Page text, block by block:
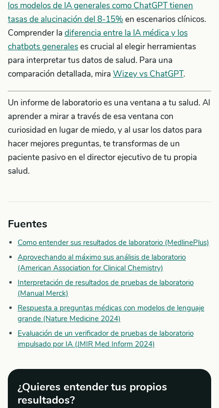
los modelos de IA generales como ChatGPT tienen
tasas de alucinación del 8-15% en escenarios clínicos.
Comprender la diferencia entre la IA médica y los
chatbots generaleses crucial al elegir herramientas
para interpretar tus datos de salud. Para una
comparación detallada, mira Wizey vs ChatGPT.
Un informe de laboratorio es una ventana a tu salud. Al
aprender a mirar a través de esa ventana con
curiosidad en lugar de miedo, y al usar los datos para
hacer mejores preguntas, te transformas de un
paciente pasivo en el director ejecutivo de tu propia
salud.
Fuentes
Como entender sus resultados de laboratorio (MedlinePlus)
Aprovechando al máximo sus análisis de laboratorio
(American Association for Clinical Chemistry)
Interpretación de resultados de pruebas de laboratorio
(Manual Merck)
Respuesta a preguntas médicas con modelos de lenguaje
grande (Nature Medicine 2024)
Evaluación de un verificador de pruebas de laboratorio
impulsado por IA (JMIR Med Inform 2024)
¿Quieres entender tus propios
resultados?